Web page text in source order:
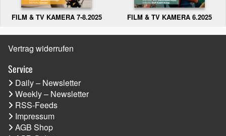
FILM & TV KAMERA 7-8.2025 FILM & TV KAMERA 6.2025
Vertrag widerrufen
Service
Daily – Newsletter
Weekly – Newsletter
RSS-Feeds
Impressum
AGB Shop